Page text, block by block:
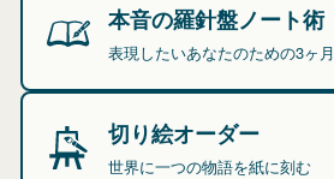
本音の羅針盤ノート術
表現したいあなたのための3ヶ月
切り絵オーダー
世界に一つの物語を紙に刻む